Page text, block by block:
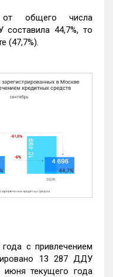
общего числа
44,7%, то
(47,7%).
с привлечением
13 287 ДДУ
июня текущего года